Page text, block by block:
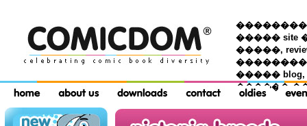
���������
����� site
�����,
����� blog,
������